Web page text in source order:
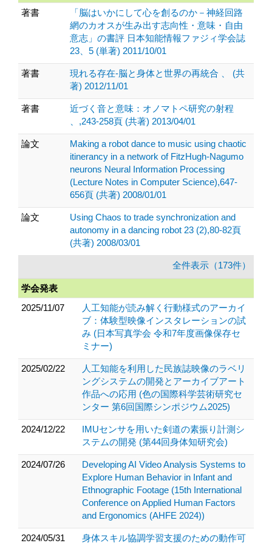
著書
「脳はいかにして心を創るのか－神経回路
網のカオスが生み出す志向性・意味・自由
意志」の書評 日本知能情報ファジィ学会誌
23、5 (単著) 2011/10/01
著書
現れる存在-脳と身体と世界の再統合 、 (共
著) 2012/11/01
著書
近づく音と意味：オノマトペ研究の射程
、,243-258頁 (共著) 2013/04/01
論文
Making a robot dance to music using chaotic
itinerancy in a network of FitzHugh-Nagumo
neurons Neural Information Processing
(Lecture Notes in Computer Science),647-
656頁 (共著) 2008/01/01
論文
Using Chaos to trade synchronization and
autonomy in a dancing robot 23 (2),80-82頁
(共著) 2008/03/01
全件表示（173件）
学会発表
2025/11/07
人工知能が読み解く行動様式のアーカイ
ブ：体験型映像インスタレーションの試
み (日本写真学会 令和7年度画像保存セ
ミナー)
2025/02/22
人工知能を利用した民族誌映像のラベリ
ングシステムの開発とアーカイブアート
作品への応用 (色の国際科学芸術研究セ
ンター 第6回国際シンポジウム2025)
2024/12/22
IMUセンサを用いた剣道の素振り計測シ
ステムの開発 (第44回身体知研究会)
2024/07/26
Developing AI Video Analysis Systems to
Explore Human Behavior in Infant and
Ethnographic Footage (15th International
Conference on Applied Human Factors
and Ergonomics (AHFE 2024))
2024/05/31 身体スキル協調学習支援のための動作可